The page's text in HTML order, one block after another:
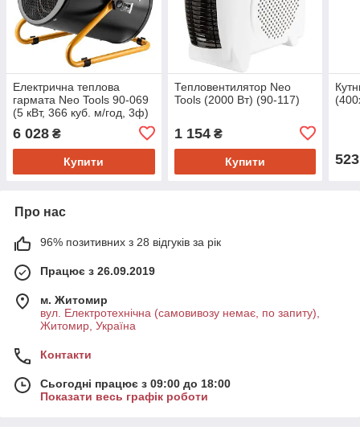
Електрична теплова
гармата Neo Tools 90-069
(5 кВт, 366 куб. м/год, 3ф)
6 028 ₴
Купити
Тепловентилятор Neo
Tools (2000 Вт) (90-117)
1 154₴
Купити 523
Про нас
96% позитивних з 28 відгуків за рік
Працює з 26.09.2019
м. Житомир
вул. Електротехнічна (самовивозу немає, по запиту),
Житомир, Україна
Контакти
Сьогодні працює з 09:00 до 18:00
Показати весь графік роботи